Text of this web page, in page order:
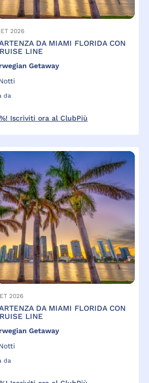
2026
DA MIAMI FLORIDA CON
LINE
Getaway
da
Iscriviti ora al ClubPiù
2026
DA MIAMI FLORIDA CON
LINE
Getaway
da